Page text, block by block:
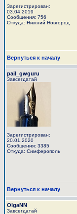
Зарегистрирован:
03.04.2019
Сообщения: 756
Откуда: Нижний Новгород
Вернуться к началу
pail_gwguru
Завсегдатай
Зарегистрирован:
20.01.2020
Сообщения: 3385
Откуда: Симферополь
Вернуться к началу
OlgaNN
Завсегдатай